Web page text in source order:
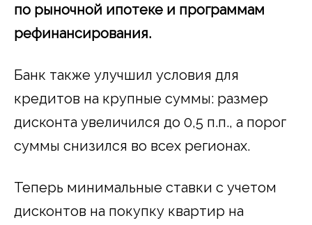
по рыночной ипотеке и программам
рефинансирования.
Банк также улучшил условия для
кредитов на крупные суммы: размер
дисконта увеличился до 0,5 п.п., а порог
суммы снизился во всех регионах.
Теперь минимальные ставки с учетом
дисконтов на покупку квартир на